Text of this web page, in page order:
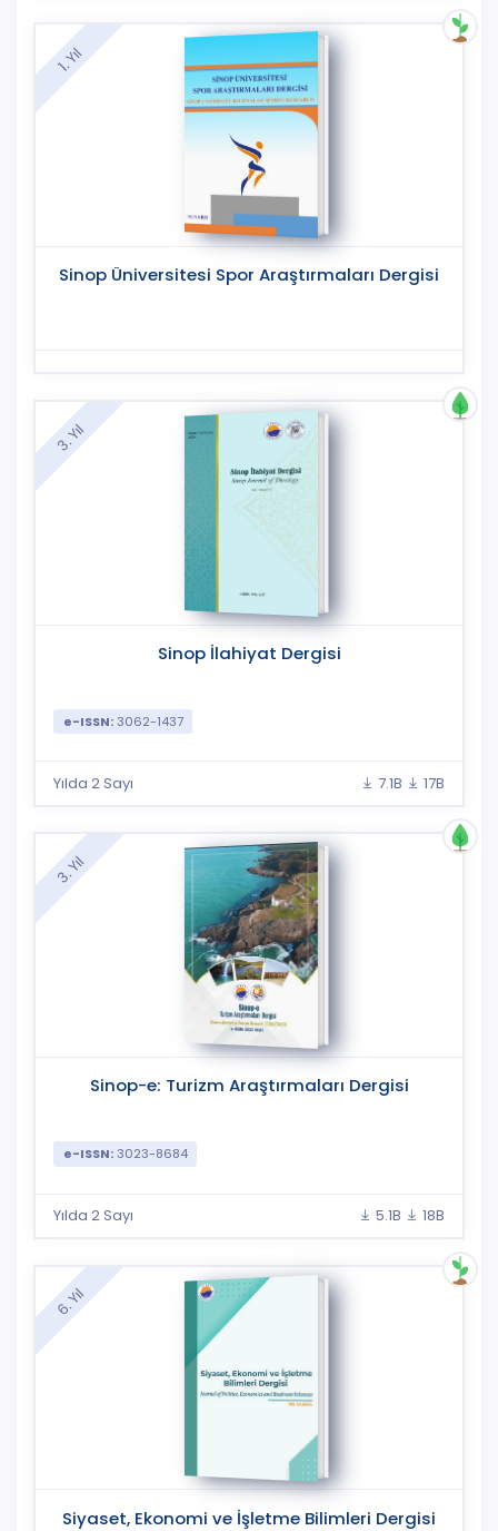
Sinop Üniversitesi Spor Araştırmaları Dergisi
1. Yıl
Sinop İlahiyat Dergisi
e-ISSN:3062-1437
Yılda 2 Sayı 7.1B 17B
3. Yıl
Sinop-e: Turizm Araştırmaları Dergisi
e-ISSN:3023-8684
Yılda 2 Sayı 5.1B 18B
3. Yıl
Siyaset, Ekonomi ve İşletme Bilimleri Dergisi
6. Yıl